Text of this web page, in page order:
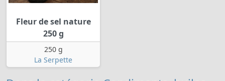
Fleur de sel nature
250 g
250 g
La Serpette